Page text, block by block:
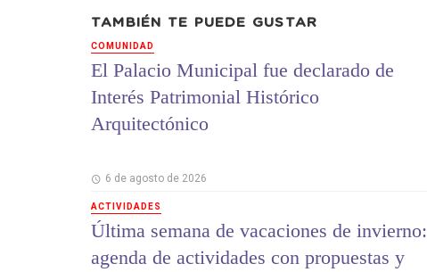
TAMBIÉN TE PUEDE GUSTAR
COMUNIDAD
El Palacio Municipal fue declarado de
Interés Patrimonial Histórico
Arquitectónico
6 de agosto de 2026
ACTIVIDADES
Última semana de vacaciones de invierno:
agenda de actividades con propuestas y